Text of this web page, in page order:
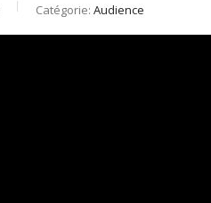
Catégorie: Audience